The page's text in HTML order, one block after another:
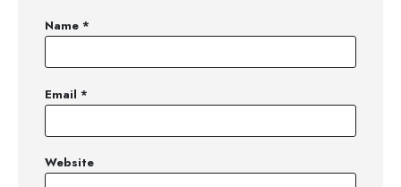
Name *
Email *
Website